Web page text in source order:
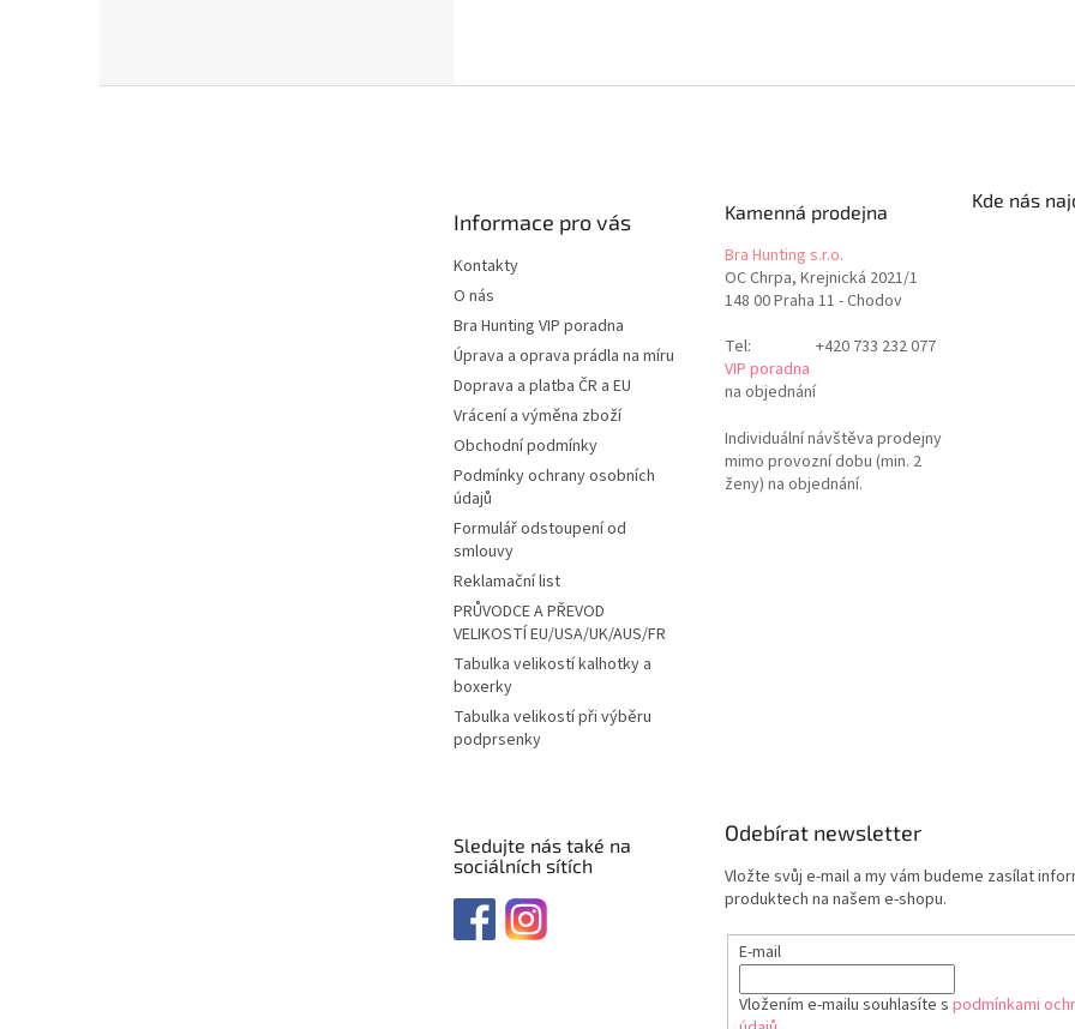
Informace pro vás
Kontakty
O nás
Bra Hunting VIP poradna
Úprava a oprava prádla na míru
Doprava a platba ČR a EU
Vrácení a výměna zboží
Obchodní podmínky
Podmínky ochrany osobních
údajů
Formulář odstoupení od
smlouvy
Reklamační list
PRŮVODCE A PŘEVOD
VELIKOSTÍ EU/USA/UK/AUS/FR
Tabulka velikostí kalhotky a
boxerky
Tabulka velikostí při výběru
podprsenky
Kamenná prodejna
Bra Hunting s.r.o.
OC Chrpa, Krejnická 2021/1
148 00 Praha 11 - Chodov
Tel:
+420 733 232 077
VIP poradna
na objednání
Individuální návštěva prodejny
mimo provozní dobu (min. 2
ženy) na objednání.
Kde nás
Sledujte nás také na
sociálních sítích
Odebírat newsletter
Vložte svůj e-mail a my vám budeme zasílat
produktech na našem e-shopu.
E-mail
Vložením e-mailu souhlasíte s podmínkami